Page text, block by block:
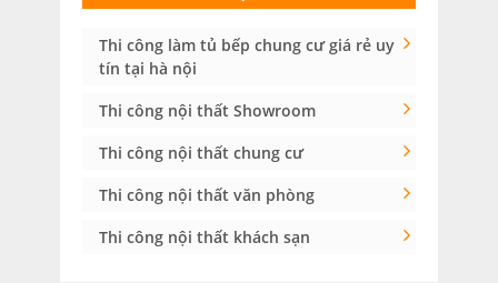
Thi công làm tủ bếp chung cư giá rẻ uy
tín tại hà nội
Thi công nội thất Showroom
Thi công nội thất chung cư
Thi công nội thất văn phòng
Thi công nội thất khách sạn